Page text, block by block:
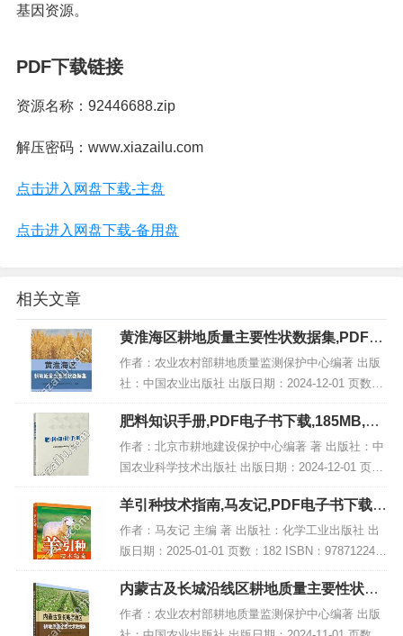
基因资源。
PDF下载链接
资源名称：92446688.zip
解压密码：www.xiazailu.com
点击进入网盘下载-主盘
点击进入网盘下载-备用盘
相关文章
黄淮海区耕地质量主要性状数据集,PDF电
子书网盘下载
作者：农业农村部耕地质量监测保护中心编著 出版
社：中国农业出版社 出版日期：2024-12-01 页数：
199页 ISBN：9787109325531 电子书大小：225MB
[高清扫描版PDF...
肥料知识手册,PDF电子书下载,185MB,网
盘资源
作者：北京市耕地建设保护中心编著 著 出版社：中
国农业科学技术出版社 出版日期：2024-12-01 页
数：179 ISBN：9787511665829 电子书大小：185
MB [高清扫描版PD...
羊引种技术指南,马友记,PDF电子书下载,
网盘资源
作者：马友记 主编 著 出版社：化学工业出版社 出
版日期：2025-01-01 页数：182 ISBN：978712245
8094 电子书大小：195MB [高清扫描版PDF格式] 内
容简...
内蒙古及长城沿线区耕地质量主要性状数
据集,PDF电子书下载
作者：农业农村部耕地质量监测保护中心编著 出版